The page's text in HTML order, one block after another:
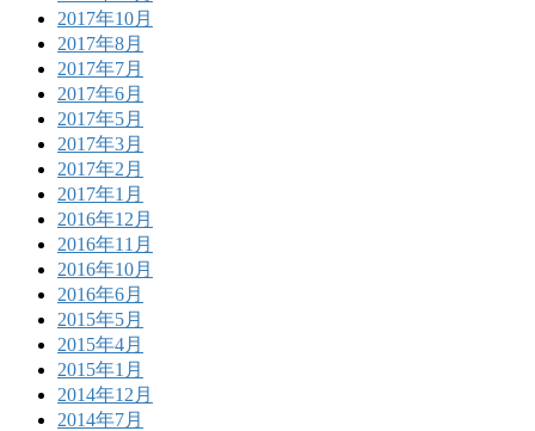
2017年10月
2017年8月
2017年7月
2017年6月
2017年5月
2017年3月
2017年2月
2017年1月
2016年12月
2016年11月
2016年10月
2016年6月
2015年5月
2015年4月
2015年1月
2014年12月
2014年7月